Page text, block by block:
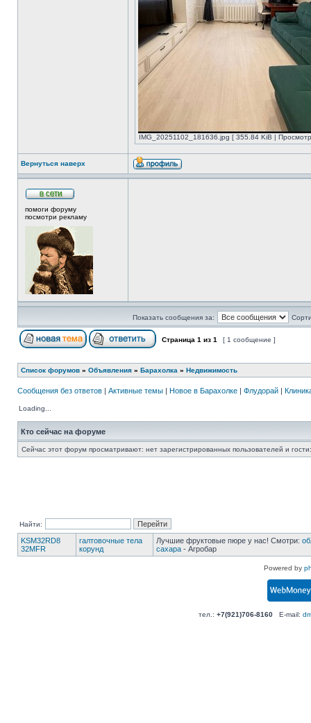
IMG_20251102_181636.jpg [ 355.84 KiB |
Вернуться наверх
помоги форуму
посмотри рекламу
Показать сообщения за:
Страница 1 из 1 [ 1 сообщение ]
Список форумов » Объявления » Барахолка » Недвижимость
Сообщения без ответов | Активные темы | Новое в Барахолке | Флудорай |
Loading...
Кто сейчас на форуме
Сейчас этот форум просматривают: нет зарегистрированных пользователей и
Найти:
KSM32RD8
32MFR
галтовочные тела
корунд
Лучшие фруктовые пюре у нас! Смотри:
сахара - Агробар
Powered by
тел.: +7(921)706-8160E-mail: